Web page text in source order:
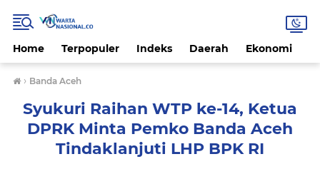
Home Terpopuler Indeks Daerah Ekonomi
› Banda Aceh
Syukuri Raihan WTP ke-14, Ketua
DPRK Minta Pemko Banda Aceh
Tindaklanjuti LHP BPK RI